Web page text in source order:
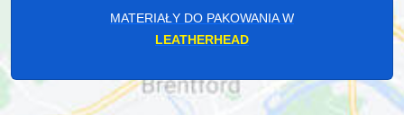
MATERIAŁY DO PAKOWANIA W
LEATHERHEAD